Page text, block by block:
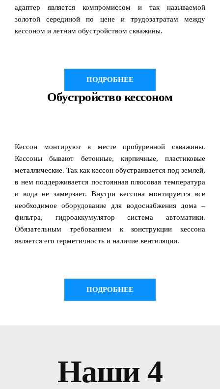
адаптер является компромиссом и так называемой
золотой серединой по цене и трудозатратам между
кессоном и летним обустройством скважины.
ПОДРОБНЕЕ
Обустройство кессоном
Кессон монтируют в месте пробуренной скважины.
Кессоны бывают бетонные, кирпичные, пластиковые
металлические. Так как кессон обустраивается под землей,
в нем поддерживается постоянная плюсовая температура
и вода не замерзает. Внутри кессона монтируется все
необходимое оборудование для водоснабжения дома –
фильтра, гидроаккумулятор система автоматики.
Обязательным требованием к конструкции кессона
является его герметичность и наличие вентиляции.
ПОДРОБНЕЕ
Наши 4